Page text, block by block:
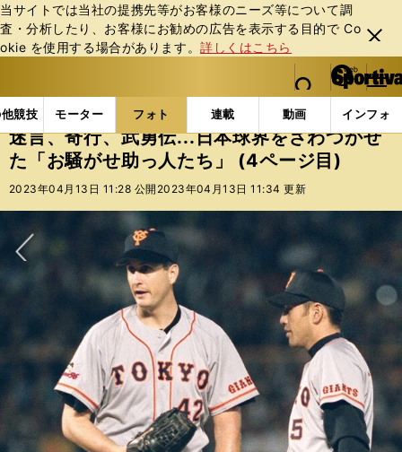
当サイトでは当社の提携先等がお客様のニーズ等について調
査・分析したり、お客様にお勧めの広告を表⽰する⽬的で Co
okie を使⽤する場合があります。詳しくはこちら
閉じ
る
web Sportiva (webスポルティーバ)
検索
マイペ
ー
ジ
メニュ
競技 モーター フォト 連載 動画 インフォ
b
ス
ポ
ル
バ
フォトギャラリー コラムフォト 迷言、奇行、武勇
迷言、奇行、武勇伝...日本球界をざわつかせ
た「お騒がせ助っ人たち」 (4ページ目)
2023年04月13日 11:28 公開 2023年04月13日 11:34 更新
ドン・マネー（近鉄）
photo by Sankei Visual